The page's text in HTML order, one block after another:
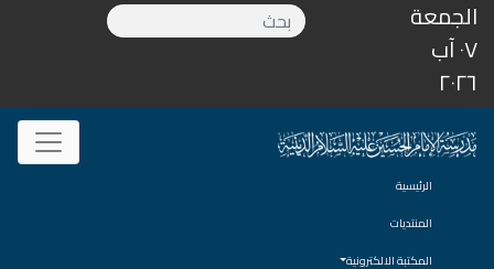
الجمعة
٠٧ آب
٢٠٢٦
الرئيسية
المنتديات
المكتبة الالكترونية